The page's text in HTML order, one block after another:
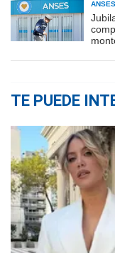
ANSES
TE PUEDE